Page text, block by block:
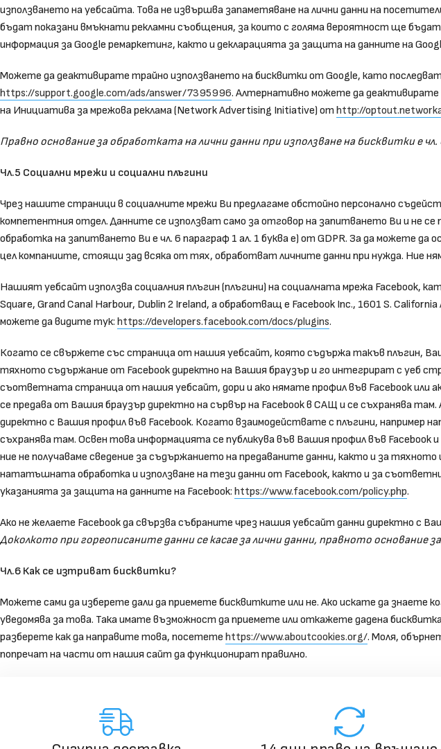
използването на уебсайта. Това не извършва запаметяване на лични данни на
бъдат показани вмъкнати рекламни съобщения, за които с голяма вероятност ще
информация за Google ремаркетинг, както и декларацията за защита на данните на
Можете да деактивирате трайно използването на бисквитки от Google, като
https://support.google.com/ads/answer/7395996. Алтернативно можете да
на Инициатива за мрежова реклама (Network Advertising Initiative) от http://
Правно основание за обработката на лични данни при използване на бисквитки е чл.
Чл.5 Социални мрежи и социални плъгини
Чрез нашите страници в социалните мрежи Ви предлагаме обстойно персонално
компетентния отдел. Данните се използват само за отговор на запитването Ви и не
обработка на запитването Ви е чл. 6 параграф 1 ал. 1 буква е) от GDPR. За да можете
цел компаниите, стоящи зад всяка от тях, обработват личните данни при нужда. Ние
Нашият уебсайт използва социалния плъгин (плъгини) на социалната мрежа Facebook,
Square, Grand Canal Harbour, Dublin 2 Ireland, а обработващ е Facebook Inc., 1601 S.
можете да видите тук: https://developers.facebook.com/docs/plugins.
Когато се свържете със страница от нашия уебсайт, която съдържа такъв плъгин,
тяхното съдържание от Facebook директно на Вашия браузър и го интегрират с уеб
съответната страница от нашия уебсайт, дори и ако нямате профил във Facebook или
се предава от Вашия браузър директно на сървър на Facebook в САЩ и се съхранява
директно с Вашия профил във Facebook. Когато взаимодействате с плъгини, например
съхранява там. Освен това информацията се публикува във Вашия профил във
ние не получаваме сведение за съдържанието на предаваните данни, както и за
нататъшната обработка и използване на тези данни от Facebook, както и за
указанията за защита на данните на Facebook: https://www.facebook.com/policy.php.
Ако не желаете Facebook да свързва събраните чрез нашия уебсайт данни директно с
Доколкото при гореописаните данни се касае за лични данни, правното основание
Чл.6 Как се изтриват бисквитки?
Можете сами да изберете дали да приемете бисквитките или не. Ако искате да
уведомява за това. Така имате възможност да приемете или откажете дадена
разберете как да направите това, посетете https://www.aboutcookies.org/. Моля,
попречат на части от нашия сайт да функционират правилно.